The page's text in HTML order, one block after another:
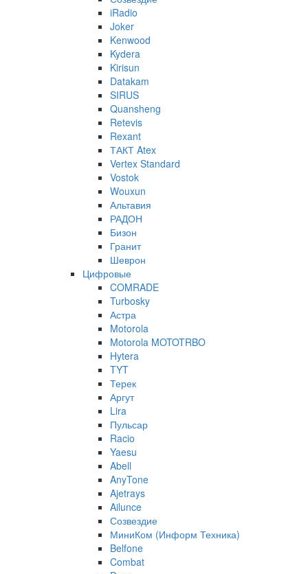
iRadio
Joker
Kenwood
Kydera
Kirisun
Datakam
SIRUS
Quansheng
Retevis
Rexant
ТАКТ Atex
Vertex Standard
Vostok
Wouxun
Альтавия
РАДОН
Бизон
Гранит
Шеврон
Цифровые
COMRADE
Turbosky
Астра
Motorola
Motorola MOTOTRBO
Hytera
TYT
Терек
Аргут
Lira
Пульсар
Racio
Yaesu
Abell
AnyTone
Ajetrays
Ailunce
Созвездие
МиниКом (Информ Техника)
Belfone
Combat